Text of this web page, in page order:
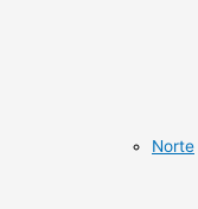
Norte